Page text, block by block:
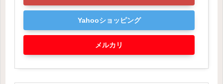
Yahooショッピング
メルカリ